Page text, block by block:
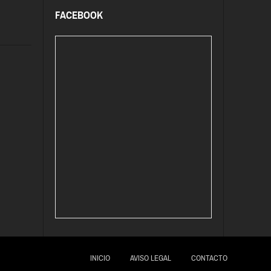
FACEBOOK
INICIO AVISO LEGAL CONTACTO